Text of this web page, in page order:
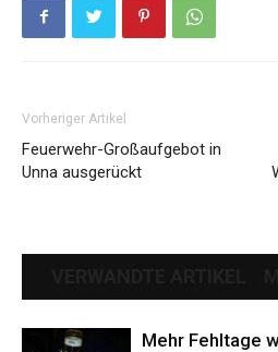
Vorheriger Artikel
Feuerwehr-Großaufgebot in
Unna ausgerückt
Mehr Fehltage